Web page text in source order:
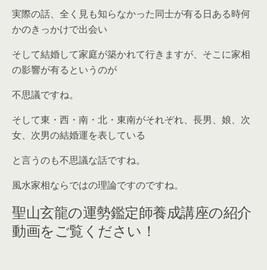
実際の話、全く見も知らなかった同士が有る日ある時何
かのきっかけで出会い
そして結婚して家庭が築かれて行きますが、そこに家相
の影響が有るというのが
不思議ですね。
そして東・西・南・北・東南がそれぞれ、長男、娘、次
女、次男の結婚運を表している
と言うのも不思議な話ですね。
風水家相ならではの理論ですのですね。
聖山玄龍の運勢鑑定師養成講座の紹介
動画をご覧ください！